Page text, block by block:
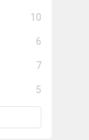
10
6
7
5